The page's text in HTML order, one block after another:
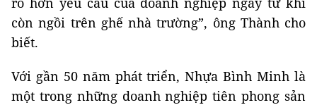
còn ngồi trên ghế nhà trường”, ông Thành cho
biết.
Với gần 50 năm phát triển, Nhựa Bình Minh là
một trong những doanh nghiệp tiên phong sản